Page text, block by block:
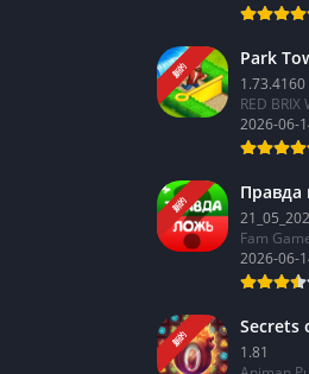
新的
Park
1.73.4160
RED BRIX
2026-06-
新的
Правда
Fam
2026-06-
新的
Secrets
1.81